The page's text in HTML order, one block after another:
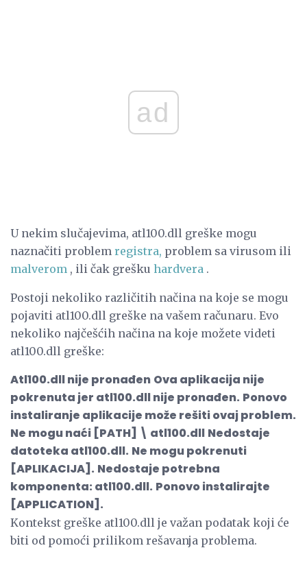
ad
U nekim slučajevima, atl100.dll greške mogu
naznačiti problem registra, problem sa virusom ili
malverom , ili čak grešku hardvera .
Postoji nekoliko različitih načina na koje se mogu
pojaviti atl100.dll greške na vašem računaru. Evo
nekoliko najčešćih načina na koje možete videti
atl100.dll greške:
Atl100.dll nije pronađen Ova aplikacija nije
pokrenuta jer atl100.dll nije pronađen. Ponovo
instaliranje aplikacije može rešiti ovaj problem.
Ne mogu naći [PATH] \ atl100.dll Nedostaje
datoteka atl100.dll. Ne mogu pokrenuti
[APLIKACIJA]. Nedostaje potrebna
komponenta: atl100.dll. Ponovo instalirajte
[APPLICATION].
Kontekst greške atl100.dll je važan podatak koji će
biti od pomoći prilikom rešavanja problema.